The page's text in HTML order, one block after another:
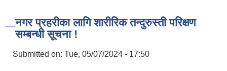
नगर प्रहरीका लागि शारीरिक तन्दुरुस्ती परिक्षण
सम्बन्धी सूचना !
Submitted on: Tue, 05/07/2024 - 17:50